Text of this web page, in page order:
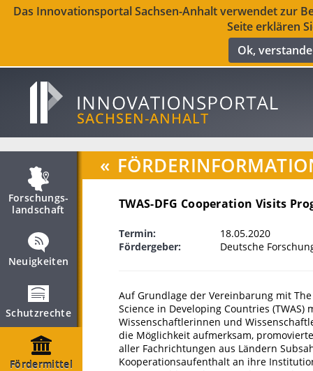
Das Innovationsportal Sachsen-Anhalt verwendet zur
Seite erklären
Ok,
Forschungs­
landschaft
Neuigkeiten
Schutzrechte
Fördermittel
«
TWAS-DFG Cooperation Visits
Termin:
18.05.2020
Fördergeber:
Deutsche
Auf Grundlage der Vereinbarung mit
Science in Developing Countries (TWAS)
Wissenschaftlerinnen und
die Möglichkeit aufmerksam,
aller Fachrichtungen aus Ländern
Kooperationsaufenthalt an ihre